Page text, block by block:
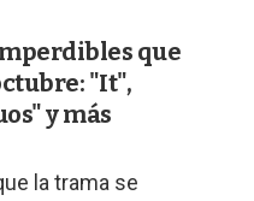
que
"It",
y más
la trama se